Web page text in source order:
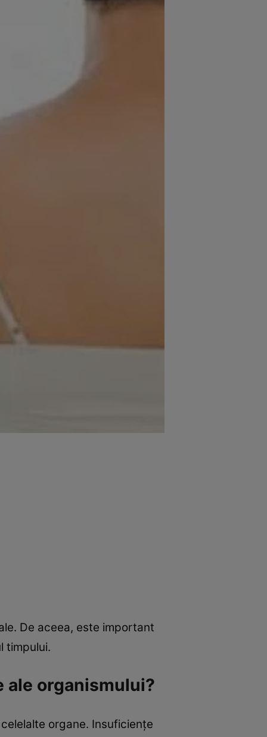
De aceea, este important
timpului.
ale organismului?
organe. Insuficienţe